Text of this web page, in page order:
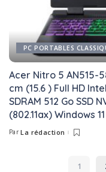
PC PORTABLES
Acer Nitro 5 AN515-
cm (15.6 ) Full HD
SDRAM 512 Go SSD
(802.11ax) Windows
Posted
Par La rédaction
1